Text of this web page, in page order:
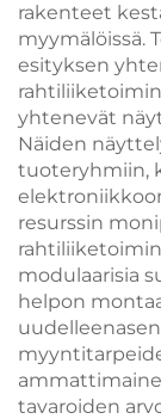
rakenteet
myymälöissä.
esityksen
yhtenevät
Näiden
tuoteryhmiin,
resurssin
modulaarisia
helpon
tavaroiden